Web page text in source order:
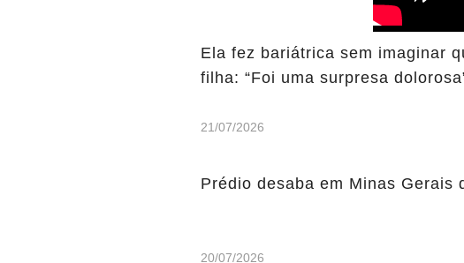
Ela fez bariátrica sem imaginar
filha: “Foi uma surpresa
21/07/2026
Prédio desaba em Minas Gerais
20/07/2026